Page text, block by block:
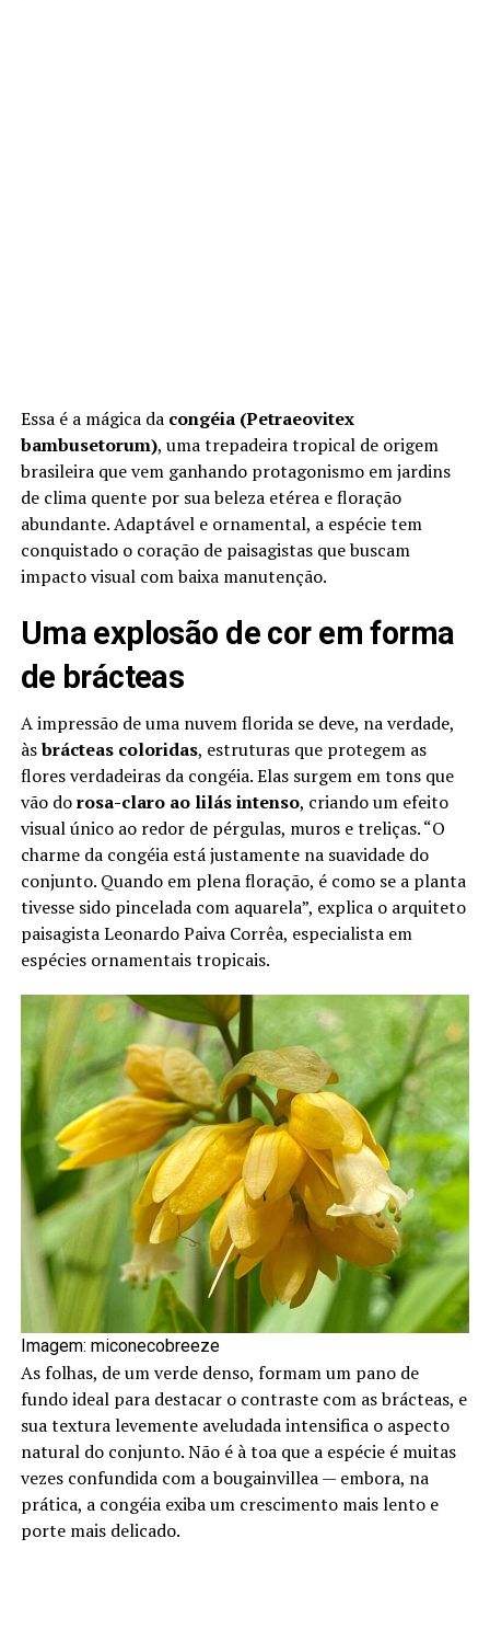
Essa é a mágica da congéia (Petraeovitex
bambusetorum), uma trepadeira tropical de origem
brasileira que vem ganhando protagonismo em jardins
de clima quente por sua beleza etérea e floração
abundante. Adaptável e ornamental, a espécie tem
conquistado o coração de paisagistas que buscam
impacto visual com baixa manutenção.
Uma explosão de cor em forma
de brácteas
A impressão de uma nuvem florida se deve, na verdade,
àsbrácteas coloridas, estruturas que protegem as
flores verdadeiras da congéia. Elas surgem em tons que
vão dorosa-claro ao lilás intenso, criando um efeito
visual único ao redor de pérgulas, muros e treliças. “O
charme da congéia está justamente na suavidade do
conjunto. Quando em plena floração, é como se a planta
tivesse sido pincelada com aquarela”, explica o arquiteto
paisagista Leonardo Paiva Corrêa, especialista em
espécies ornamentais tropicais.
Imagem: miconecobreeze
As folhas, de um verde denso, formam um pano de
fundo ideal para destacar o contraste com as brácteas, e
sua textura levemente aveludada intensifica o aspecto
natural do conjunto. Não é à toa que a espécie é muitas
vezes confundida com a bougainvillea — embora, na
prática, a congéia exiba um crescimento mais lento e
porte mais delicado.